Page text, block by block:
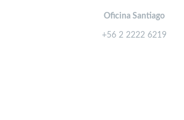
Oficina Santiago
+56 2 2222 6219